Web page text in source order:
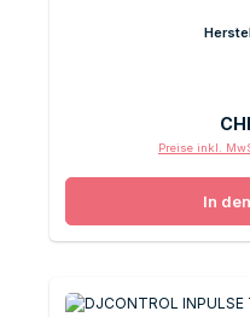
Preise inkl.
In